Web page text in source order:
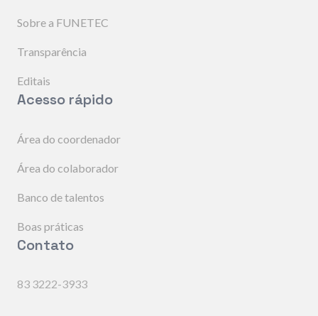
Sobre a FUNETEC
Transparência
Editais
Acesso rápido
Área do coordenador
Área do colaborador
Banco de talentos
Boas práticas
Contato
83 3222-3933